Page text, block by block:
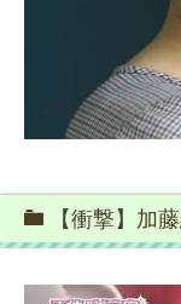
【衝撃】加